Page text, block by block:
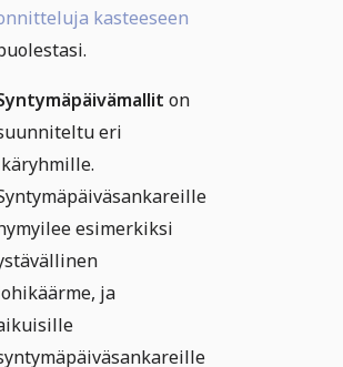
kasteeseen
on
eri
esimerkiksi
ja